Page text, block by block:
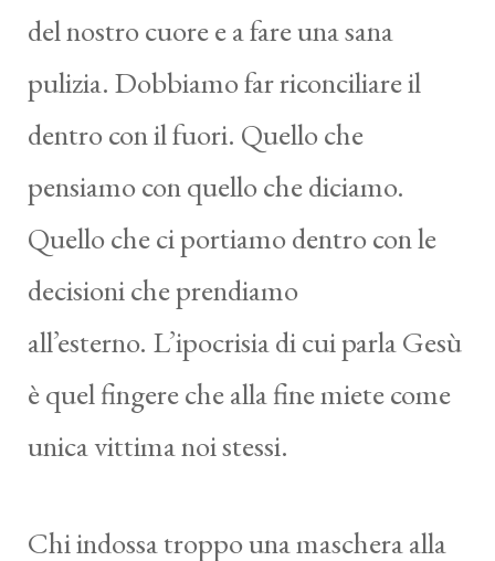
del nostro cuore e a fare una sana
pulizia. Dobbiamo far riconciliare il
dentro con il fuori. Quello che
pensiamo con quello che diciamo.
Quello che ci portiamo dentro con le
decisioni che prendiamo
all’esterno. L’ipocrisia di cui parla Gesù
è quel fingere che alla fine miete come
unica vittima noi stessi.
Chi indossa troppo una maschera alla